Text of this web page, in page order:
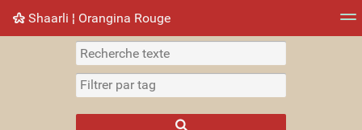
Shaarli ¦ Orangina Rouge
Nuage de tags Mur d'images